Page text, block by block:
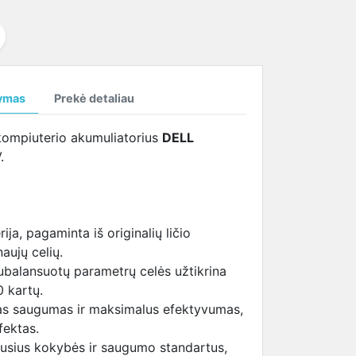
(HBTM)
Prekė detaliau
akumuliatorius DELL
pagaminta iš originalių ličio
celių.
parametrų celės užtikrina
kartų.
saugumas ir maksimalus efektyvumas,
kokybės ir saugumo standartus,